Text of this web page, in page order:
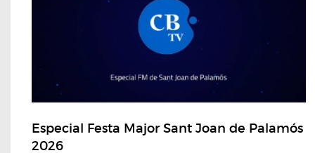
Especial Festa Major Sant Joan de Palamós
2026